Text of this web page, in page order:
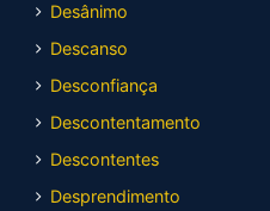
Desânimo
Descanso
Desconfiança
Descontentamento
Descontentes
Desprendimento